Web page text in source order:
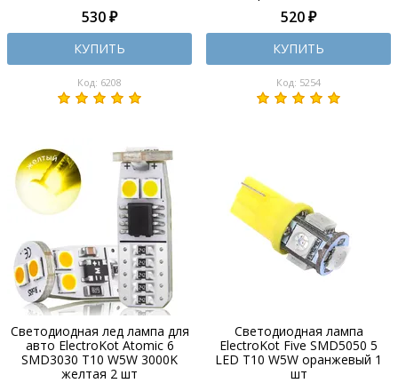
530 ₽
КУПИТЬ
Код: 6208
520 ₽
КУПИТЬ
Код: 5254
Светодиодная лед лампа для
авто ElectroKot Atomic 6
SMD3030 T10 W5W 3000K
желтая 2 шт
Cветодиодная лампа
ElectroKot Five SMD5050 5
LED T10 W5W оранжевый 1
шт